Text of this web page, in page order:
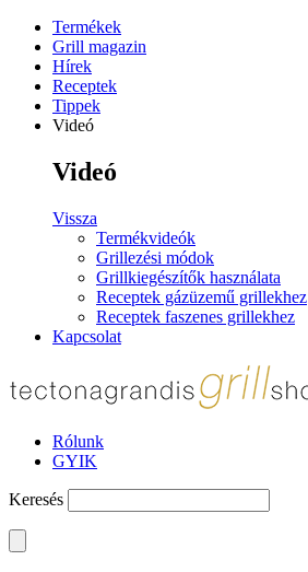
Termékek
Grill magazin
Hírek
Receptek
Tippek
Videó
Videó
Vissza
Termékvideók
Grillezési módok
Grillkiegészítők használata
Receptek gázüzemű grillekhez
Receptek faszenes grillekhez
Kapcsolat
Rólunk
GYIK
Keresés